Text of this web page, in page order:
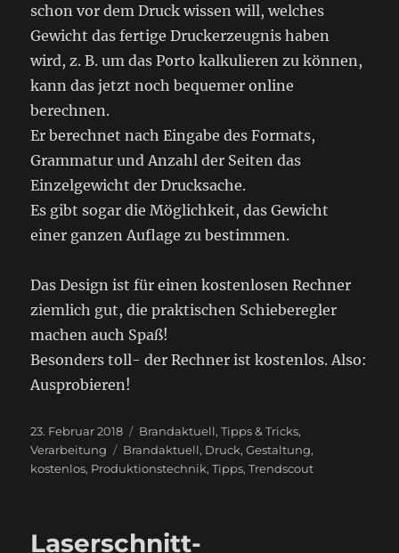
schon vor dem Druck wissen will, welches
Gewicht das fertige Druckerzeugnis haben
wird, z. B. um das Porto kalkulieren zu können,
kann das jetzt noch bequemer online
berechnen.
Er berechnet nach Eingabe des Formats,
Grammatur und Anzahl der Seiten das
Einzelgewicht der Drucksache.
Es gibt sogar die Möglichkeit, das Gewicht
einer ganzen Auflage zu bestimmen.
Das Design ist für einen kostenlosen Rechner
ziemlich gut, die praktischen Schieberegler
machen auch Spaß!
Besonders toll- der Rechner ist kostenlos. Also:
Ausprobieren!
Veröffentlicht
am
23. Februar 2018 Kategorien
Brandaktuell,Tipps & Tricks,
Verarbeitung
Schlagwörter
Brandaktuell, Druck,Gestaltung,
kostenlos, Produktionstechnik,Tipps,Trendscout
Laserschnitt-